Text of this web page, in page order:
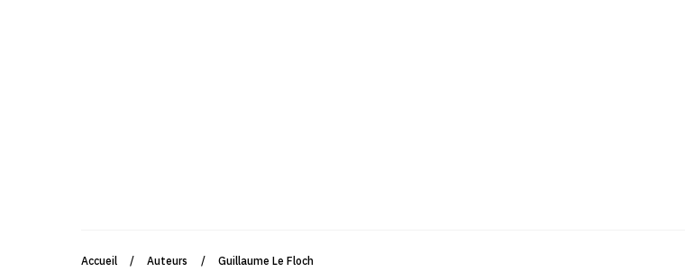
Accueil / Auteurs / Guillaume Le Floch